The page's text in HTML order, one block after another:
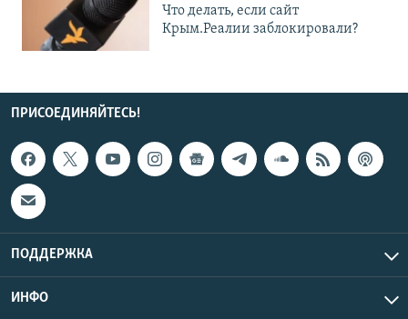
Что делать, если сайт
Крым.Реалии заблокировали?
ПРИСОЕДИНЯЙТЕСЬ!
ПОДДЕРЖКА
ИНФО